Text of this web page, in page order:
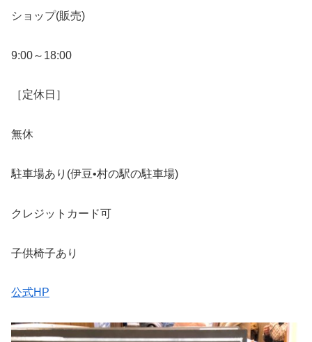
ショップ(販売)
9:00～18:00
［定休日］
無休
駐車場あり(伊豆•村の駅の駐車場)
クレジットカード可
子供椅子あり
公式HP